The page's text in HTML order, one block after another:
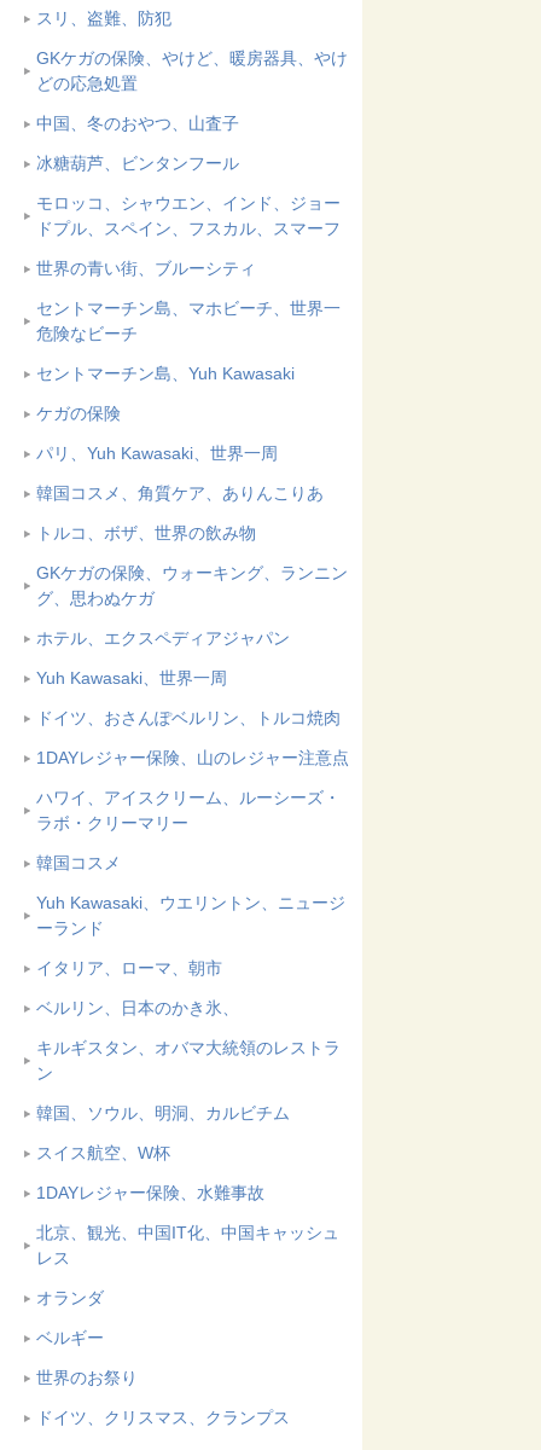
スリ、盗難、防犯
GKケガの保険、やけど、暖房器具、やけ
どの応急処置
中国、冬のおやつ、山査子
冰糖葫芦、ビンタンフール
モロッコ、シャウエン、インド、ジョー
ドプル、スペイン、フスカル、スマーフ
世界の青い街、ブルーシティ
セントマーチン島、マホビーチ、世界一
危険なビーチ
セントマーチン島、Yuh Kawasaki
ケガの保険
パリ、Yuh Kawasaki、世界一周
韓国コスメ、角質ケア、ありんこりあ
トルコ、ボザ、世界の飲み物
GKケガの保険、ウォーキング、ランニン
グ、思わぬケガ
ホテル、エクスペディアジャパン
Yuh Kawasaki、世界一周
ドイツ、おさんぽベルリン、トルコ焼肉
1DAYレジャー保険、山のレジャー注意点
ハワイ、アイスクリーム、ルーシーズ・
ラボ・クリーマリー
韓国コスメ
Yuh Kawasaki、ウエリントン、ニュージ
ーランド
イタリア、ローマ、朝市
ベルリン、日本のかき氷、
キルギスタン、オバマ大統領のレストラ
ン
韓国、ソウル、明洞、カルビチム
スイス航空、W杯
1DAYレジャー保険、水難事故
北京、観光、中国IT化、中国キャッシュ
レス
オランダ
ベルギー
世界のお祭り
ドイツ、クリスマス、クランプス